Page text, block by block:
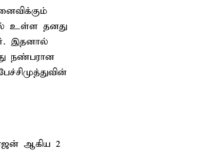
உள்ள தனது
இதனால்
நண்பரான
ஆகிய 2